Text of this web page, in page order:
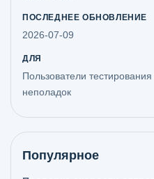
ПОСЛЕДНЕЕ ОБНОВЛЕНИЕ
2026-07-09
ДЛЯ
Пользователи
неполадок
Популярное